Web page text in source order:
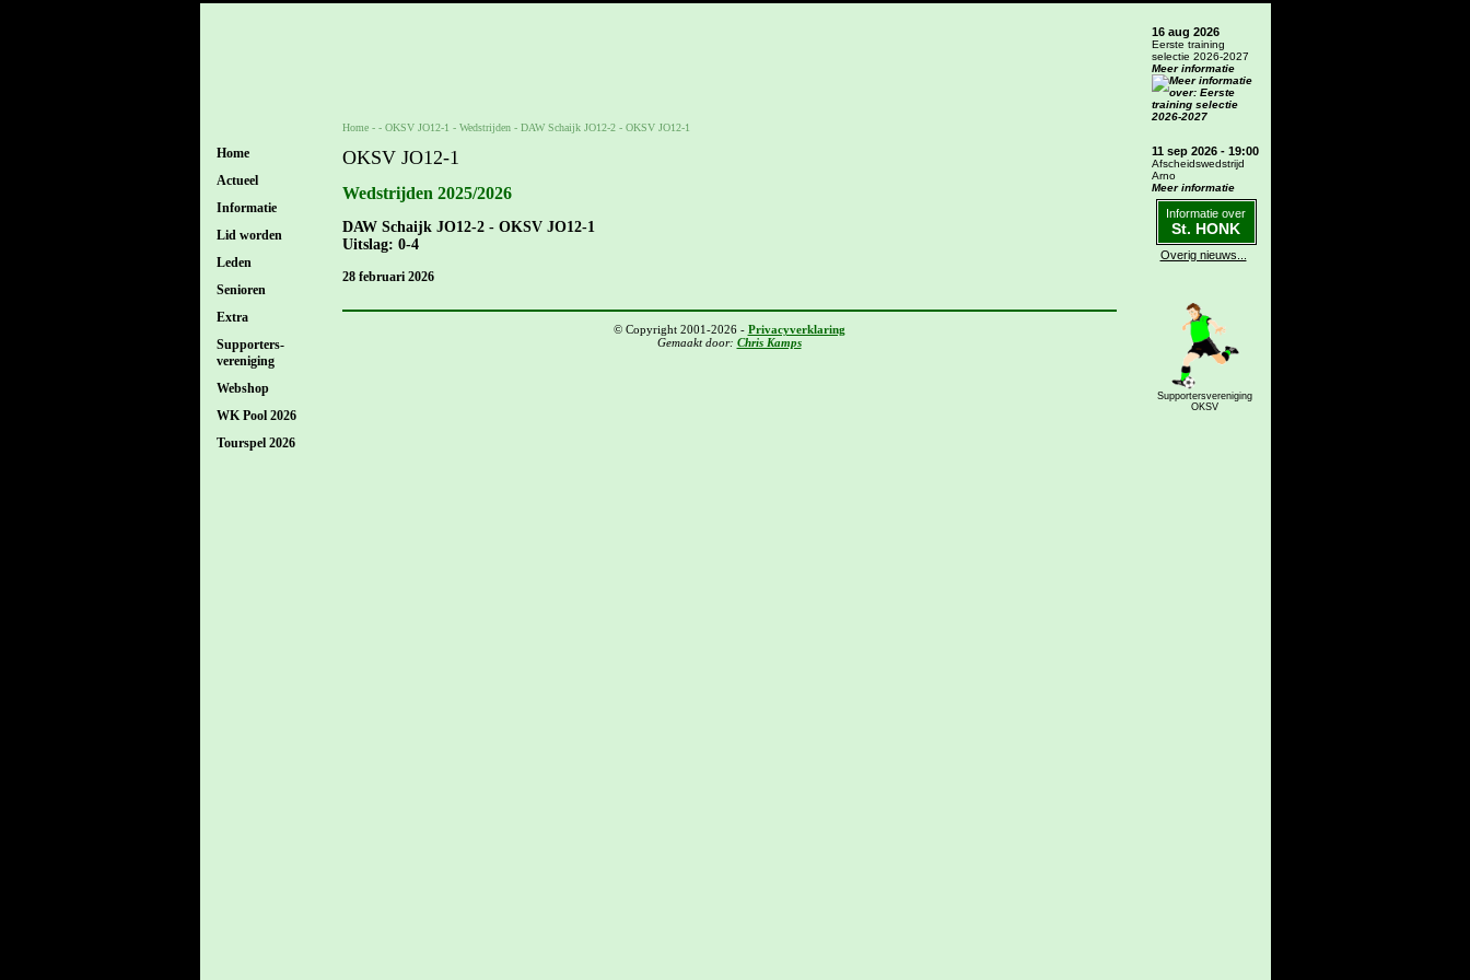
Home
Actueel
Informatie
Lid worden
Leden
Senioren
Extra
Supporters-
vereniging
Webshop
WK Pool 2026
Tourspel 2026
Home- - OKSV JO12-1 - Wedstrijden- DAW Schaijk JO12-2 - OKSV JO12-1
OKSV JO12-1
Wedstrijden 2025/2026
DAW Schaijk JO12-2 - OKSV JO12-1
Uitslag: 0-4
28 februari 2026
© Copyright 2001-2026 - Privacyverklaring
Gemaakt door: Chris Kamps
16 aug 2026
Eerste training
selectie 2026-2027
Meer informatie
11 sep 2026 - 19:00
Afscheidswedstrijd
Arno
Meer informatie
Informatie over
St. HONK
Overig nieuws...
Supportersvereniging
OKSV